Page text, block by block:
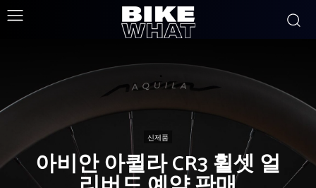
신제품
아비안 아퀼라 CR3 휠셋 얼